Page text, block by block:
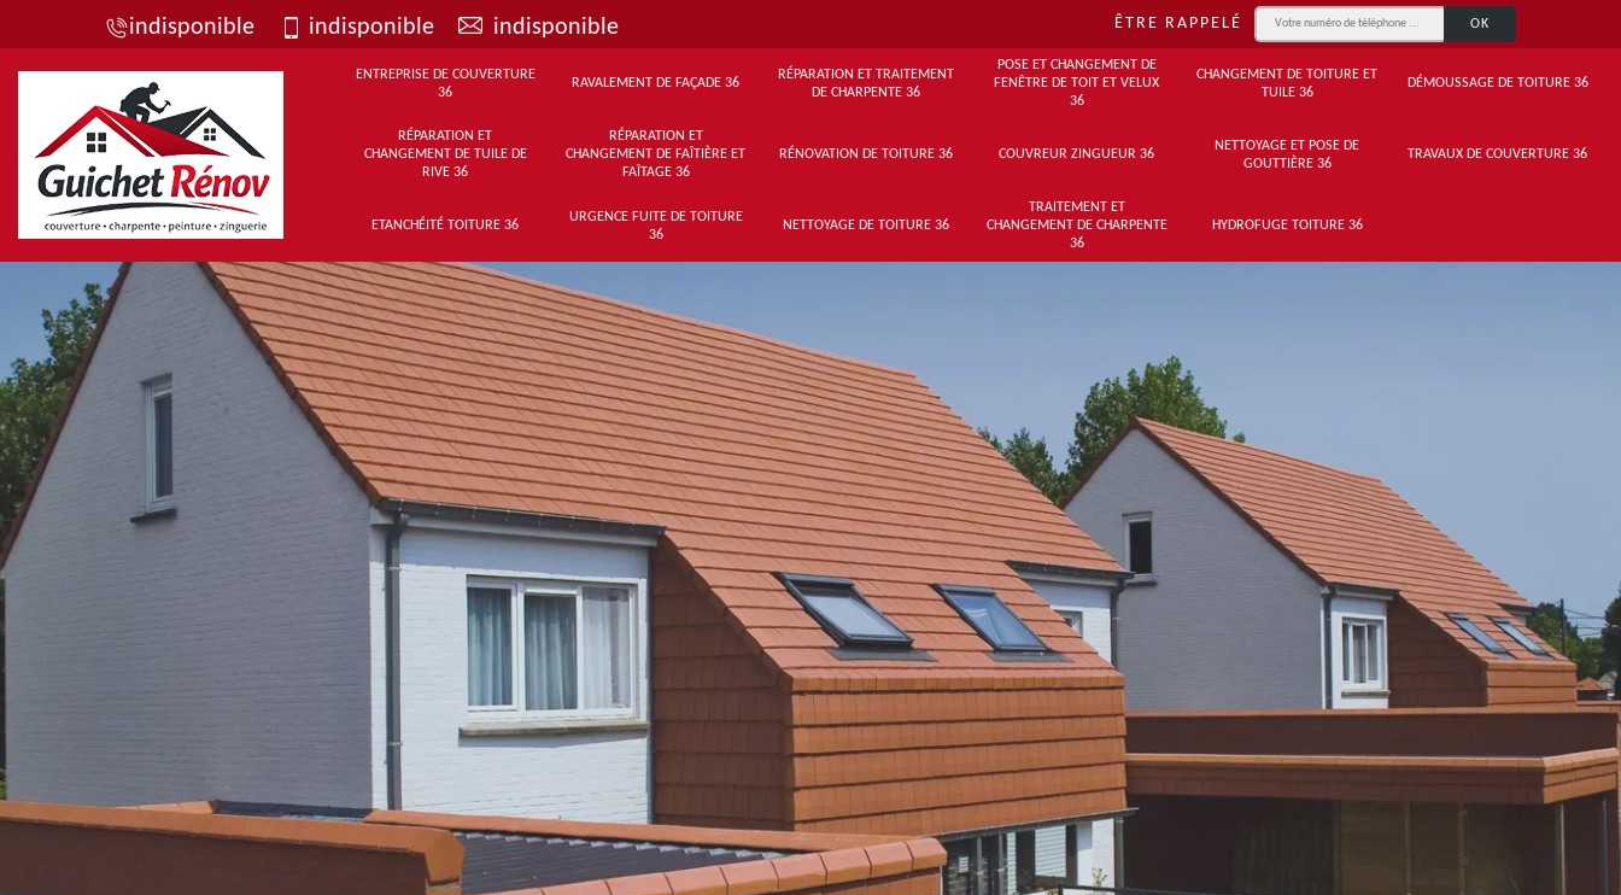
indisponible indisponible indisponible ÊTRE RAPPELÉ
ENTREPRISE DE COUVERTURE
36
RAVALEMENT DE FAÇADE 36
RÉPARATION ET TRAITEMENT
DE CHARPENTE 36
POSE ET CHANGEMENT DE
FENÊTRE DE TOIT ET VELUX
36
CHANGEMENT DE TOITURE ET
TUILE 36
DÉMOUSSAGE DE TOITURE 36
RÉPARATION ET
CHANGEMENT DE TUILE DE
RIVE 36
RÉPARATION ET
CHANGEMENT DE FAÎTIÈRE ET
FAÎTAGE 36
RÉNOVATION DE TOITURE 36 COUVREUR ZINGUEUR 36
NETTOYAGE ET POSE DE
GOUTTIÈRE 36
TRAVAUX DE COUVERTURE 36
ETANCHÉITÉ TOITURE 36
URGENCE FUITE DE TOITURE
36
NETTOYAGE DE TOITURE 36
TRAITEMENT ET
CHANGEMENT DE CHARPENTE
36
HYDROFUGE TOITURE 36